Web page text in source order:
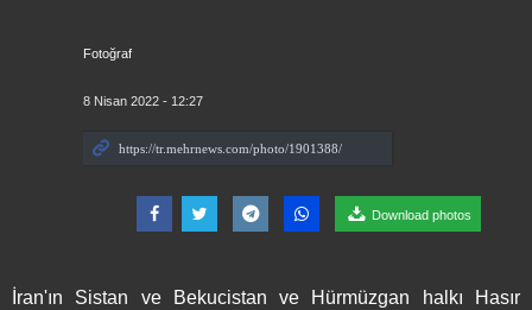
Fotoğraf
8 Nisan 2022 - 12:27
Download photos
İran'ın Sistan ve Bekucistan ve Hürmüzgan halkı Hasır